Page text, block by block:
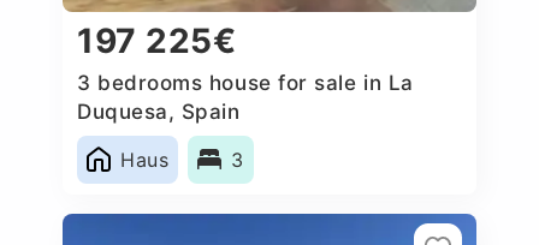
197 225€
3 bedrooms house for sale in La
Duquesa, Spain
Haus
3